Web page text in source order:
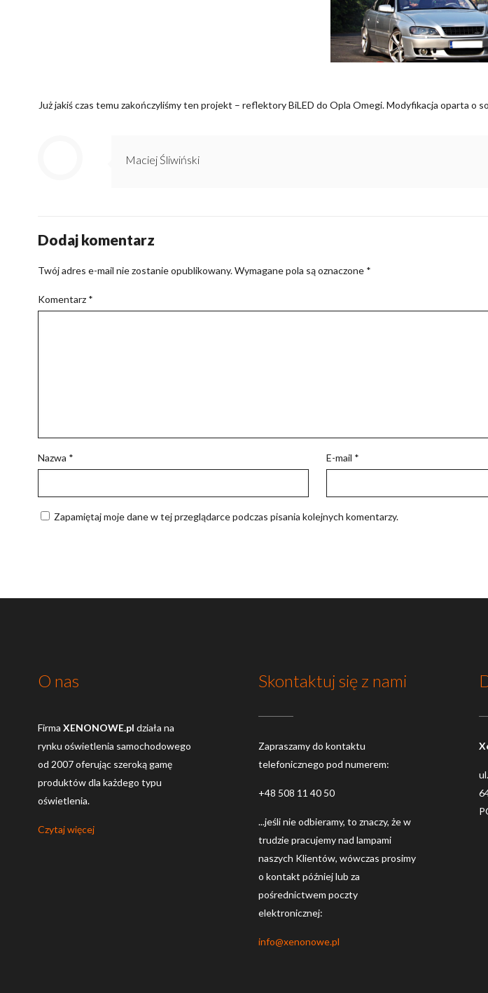
Już jakiś czas temu zakończyliśmy ten projekt – reflektory BiLED do Opla Omegi. Modyfikacja oparta
Maciej Śliwiński
Dodaj komentarz
Twój adres e-mail nie zostanie opublikowany.Wymagane pola są oznaczone *
Komentarz *
Nazwa * E-mail *
Zapamiętaj moje dane w tej przeglądarce podczas pisania kolejnych komentarzy.
O nas
Firma XENONOWE.pl działa na
rynku oświetlenia samochodowego
od 2007 oferując szeroką gamę
produktów dla każdego typu
oświetlenia.
Czytaj więcej
Skontaktuj się z nami
Zapraszamy do kontaktu
telefonicznego pod numerem:
+48 508 11 40 50
...jeśli nie odbieramy, to znaczy, że w
trudzie pracujemy nad lampami
naszych Klientów, wówczas prosimy
o kontakt później lub za
pośrednictwem poczty
elektronicznej:
info@xenonowe.pl